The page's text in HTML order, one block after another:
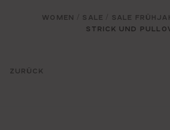
ZURÜCK
WOMEN SALE SALE
STRICK UND